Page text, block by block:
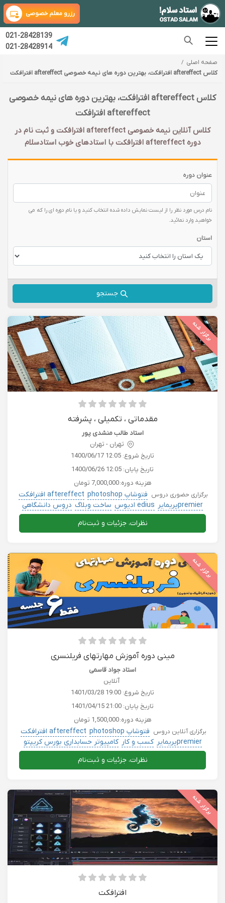
رزرو معلم خصوصی
021-28428139
021-28428914
صفحه اصلی
کلاس aftereffect افترافکت، بهترین دوره های نیمه خصوصی aftereffect افترافکت
کلاس aftereffect افترافکت، بهترین دوره های نیمه خصوصی
aftereffect افترافکت
کلاس آنلاین نیمه خصوصی aftereffect افترافکت و ثبت نام در
دوره aftereffect افترافکت با‌ استادهای خوب استادسلام
عنوان دوره
نام درس مورد نظر را از لیست نمایش داده شده انتخاب کنید و یا نام دوره ای را که می
خواهید وارد نمائید.
استان
جستجو
برگزار شده
مقدماتی ، تکمیلی ، پشرفته
استاد طالب منشدی پور
تهران - تهران
تاریخ شروع: 1400/06/17 12:05
تاریخ پایان: 1400/06/26 12:05
هزینه دوره:7,000,000 تومان
برگزاری حضوری دروس فتوشاپ photoshop
aftereffect افترافکت
premierپریمایر
edius ادیوس ساخت وبلاگ دروس دانشگاهی
نظرات، جزئیات و ثبت‌نام
برگزار شده
مینی دوره آموزش مهارتهای فریلنسری
استاد جواد قاسمی
آنلاین
تاریخ شروع: 1401/03/28 19:00
تاریخ پایان: 1401/04/15 21:00
هزینه دوره:1,500,000 تومان
برگزاری آنلاین دروس فتوشاپ photoshop
aftereffect افترافکت
premierپریمایر
کسب و کار کامپیوتر حسابداری بورس کریپتو
نظرات، جزئیات و ثبت‌نام
برگزار شده
افترافکت